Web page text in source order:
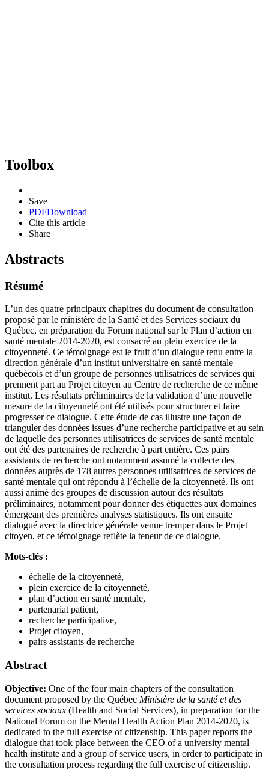
Toolbox
Save
PDFDownload
Cite this article
Share
Abstracts
Résumé
L’un des quatre principaux chapitres du document de consultation
proposé par le ministère de la Santé et des Services sociaux du
Québec, en préparation du Forum national sur le Plan d’action en
santé mentale 2014-2020, est consacré au plein exercice de la
citoyenneté. Ce témoignage est le fruit d’un dialogue tenu entre la
direction générale d’un institut universitaire en santé mentale
québécois et d’un groupe de personnes utilisatrices de services qui
prennent part au Projet citoyen au Centre de recherche de ce même
institut. Les résultats préliminaires de la validation d’une nouvelle
mesure de la citoyenneté ont été utilisés pour structurer et faire
progresser ce dialogue. Cette étude de cas illustre une façon de
trianguler des données issues d’une recherche participative et au sein
de laquelle des personnes utilisatrices de services de santé mentale
ont été des partenaires de recherche à part entière. Ces pairs
assistants de recherche ont notamment assumé la collecte des
données auprès de 178 autres personnes utilisatrices de services de
santé mentale qui ont répondu à l’échelle de la citoyenneté. Ils ont
aussi animé des groupes de discussion autour des résultats
préliminaires, notamment pour donner des étiquettes aux domaines
émergeant des premières analyses statistiques. Ils ont ensuite
dialogué avec la directrice générale venue tremper dans le Projet
citoyen, et ce témoignage reflète la teneur de ce dialogue.
Mots-clés :
échelle de la citoyenneté,
plein exercice de la citoyenneté,
plan d’action en santé mentale,
partenariat patient,
recherche participative,
Projet citoyen,
pairs assistants de recherche
Abstract
Objective: One of the four main chapters of the consultation
document proposed by the Québec Ministère de la santé et des
services sociaux (Health and Social Services), in preparation for the
National Forum on the Mental Health Action Plan 2014-2020, is
dedicated to the full exercise of citizenship. This paper reports the
dialogue that took place between the CEO of a university mental
health institute and a group of service users, in order to participate in
the consultation process regarding the full exercise of citizenship.